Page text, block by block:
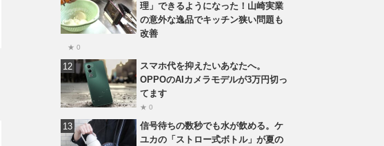
理」できるようになった！山崎実業
の意外な逸品でキッチン狭い問題も
改善
★ 0
スマホ代を抑えたいあなたへ。
OPPOのAIカメラモデルが3万円切っ
てます
★ 0
信号待ちの数秒でも水が飲める。ケ
ユカの「ストロー式ボトル」が夏の